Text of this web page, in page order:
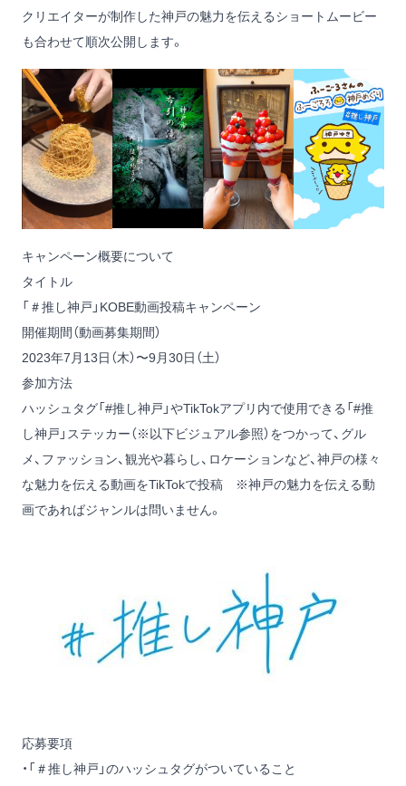
クリエイターが制作した神戸の魅力を伝えるショートムービー
も合わせて順次公開します。
キャンペーン概要について
タイトル
「＃推し神戸」KOBE動画投稿キャンペーン
開催期間（動画募集期間）
2023年7月13日（木）〜9月30日（土）
参加方法
ハッシュタグ「#推し神戸」やTikTokアプリ内で使用できる「#推
し神戸」ステッカー（※以下ビジュアル参照）をつかって、グル
メ、ファッション、観光や暮らし、ロケーションなど、神戸の様々
な魅力を伝える動画をTikTokで投稿 ※神戸の魅力を伝える動
画であればジャンルは問いません。
応募要項
・「＃推し神戸」のハッシュタグがついていること